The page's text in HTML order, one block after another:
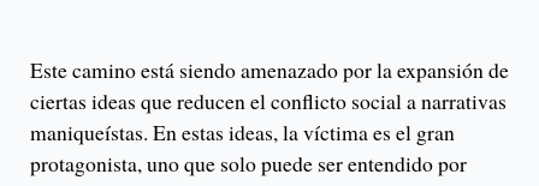
Este camino está siendo amenazado por la expansión de
ciertas ideas que reducen el conflicto social a narrativas
maniqueístas. En estas ideas, la víctima es el gran
protagonista, uno que solo puede ser entendido por